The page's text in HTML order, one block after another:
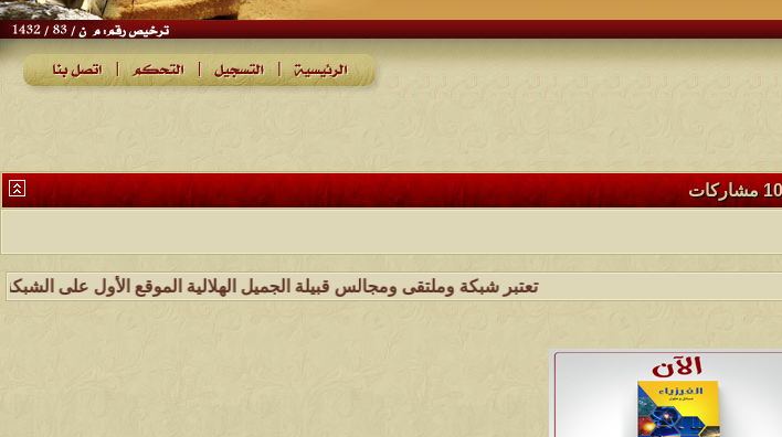
تعتبر شبكة وملتقى ومجالس قبيلة الجميل الهلالية الموقع الأول على الشبكة